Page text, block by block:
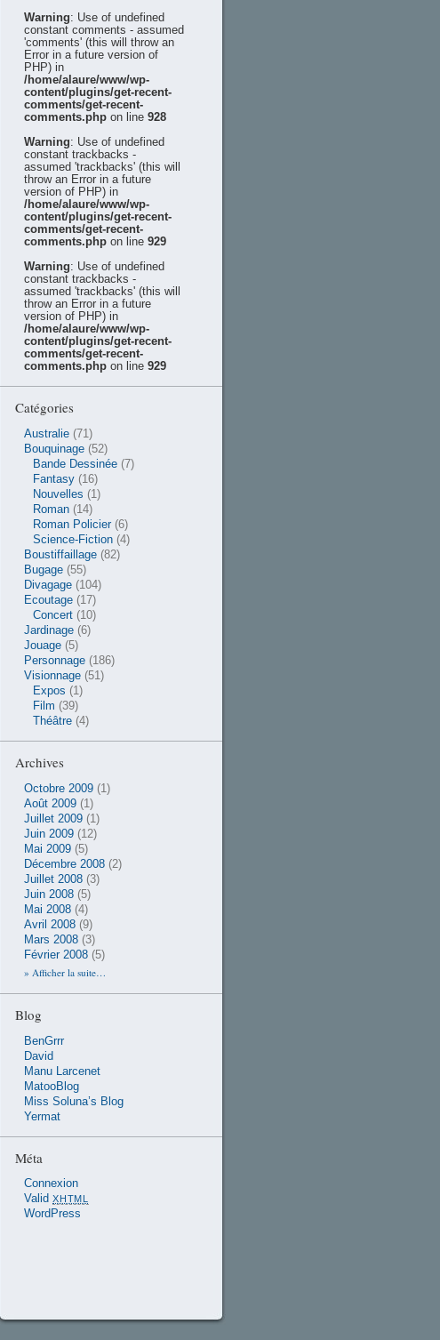
Warning: Use of undefined
constant comments - assumed
'comments' (this will throw an
Error in a future version of
PHP) in
/home/alaure/www/wp-
content/plugins/get-recent-
comments/get-recent-
comments.php on line 928
Warning: Use of undefined
constant trackbacks -
assumed 'trackbacks' (this will
throw an Error in a future
version of PHP) in
/home/alaure/www/wp-
content/plugins/get-recent-
comments/get-recent-
comments.php on line 929
Warning: Use of undefined
constant trackbacks -
assumed 'trackbacks' (this will
throw an Error in a future
version of PHP) in
/home/alaure/www/wp-
content/plugins/get-recent-
comments/get-recent-
comments.php on line 929
Catégories
Australie (71)
Bouquinage (52)
Bande Dessinée (7)
Fantasy (16)
Nouvelles (1)
Roman (14)
Roman Policier (6)
Science-Fiction (4)
Boustiffaillage (82)
Bugage (55)
Divagage (104)
Ecoutage (17)
Concert (10)
Jardinage (6)
Jouage (5)
Personnage (186)
Visionnage (51)
Expos (1)
Film (39)
Théâtre (4)
Archives
Octobre 2009 (1)
Août 2009 (1)
Juillet 2009 (1)
Juin 2009 (12)
Mai 2009 (5)
Décembre 2008 (2)
Juillet 2008 (3)
Juin 2008 (5)
Mai 2008 (4)
Avril 2008 (9)
Mars 2008 (3)
Février 2008 (5)
» Afficher la suite…
Blog
BenGrrr
David
Manu Larcenet
MatooBlog
Miss Soluna’s Blog
Yermat
Méta
Connexion
Valid XHTML
WordPress